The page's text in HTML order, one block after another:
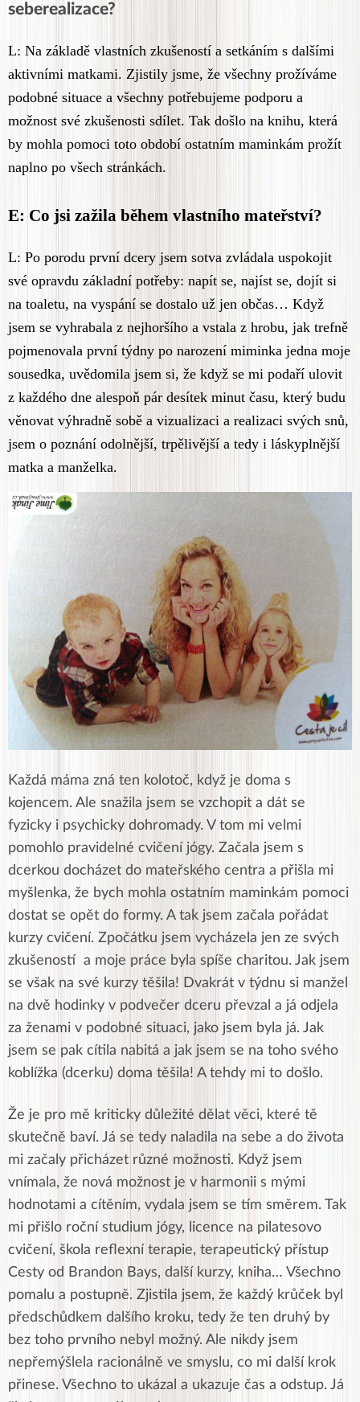
seberealizace?
L: Na základě vlastních zkušeností a setkáním s dalšími
aktivními matkami. Zjistily jsme, že všechny prožíváme
podobné situace a všechny potřebujeme podporu a
možnost své zkušenosti sdílet. Tak došlo na knihu, která
by mohla pomoci toto období ostatním maminkám prožít
naplno po všech stránkách.
E: Co jsi zažila během vlastního mateřství?
L: Po porodu první dcery jsem sotva zvládala uspokojit
své opravdu základní potřeby: napít se, najíst se, dojít si
na toaletu, na vyspání se dostalo už jen občas… Když
jsem se vyhrabala z nejhoršího a vstala z hrobu, jak trefně
pojmenovala první týdny po narození miminka jedna moje
sousedka, uvědomila jsem si, že když se mi podaří ulovit
z každého dne alespoň pár desítek minut času, který budu
věnovat výhradně sobě a vizualizaci a realizaci svých snů,
jsem o poznání odolnější, trpělivější a tedy i láskyplnější
matka a manželka.
Každá máma zná ten kolotoč, když je doma s
kojencem. Ale snažila jsem se vzchopit a dát se
fyzicky i psychicky dohromady. V tom mi velmi
pomohlo pravidelné cvičení jógy. Začala jsem s
dcerkou docházet do mateřského centra a přišla mi
myšlenka, že bych mohla ostatním maminkám pomoci
dostat se opět do formy. A tak jsem začala pořádat
kurzy cvičení. Zpočátku jsem vycházela jen ze svých
zkušeností a moje práce byla spíše charitou. Jak jsem
se však na své kurzy těšila! Dvakrát v týdnu si manžel
na dvě hodinky v podvečer dceru převzal a já odjela
za ženami v podobné situaci, jako jsem byla já. Jak
jsem se pak cítila nabitá a jak jsem se na toho svého
koblížka (dcerku) doma těšila! A tehdy mi to došlo.
Že je pro mě kriticky důležité dělat věci, které tě
skutečně baví. Já se tedy naladila na sebe a do života
mi začaly přicházet různé možnosti. Když jsem
vnímala, že nová možnost je v harmonii s mými
hodnotami a cítěním, vydala jsem se tím směrem. Tak
mi přišlo roční studium jógy, licence na pilatesovo
cvičení, škola reflexní terapie, terapeutický přístup
Cesty od Brandon Bays, další kurzy, kniha… Všechno
pomalu a postupně. Zjistila jsem, že každý krůček byl
předschůdkem dalšího kroku, tedy že ten druhý by
bez toho prvního nebyl možný. Ale nikdy jsem
nepřemýšlela racionálně ve smyslu, co mi další krok
přinese. Všechno to ukázal a ukazuje čas a odstup. Já